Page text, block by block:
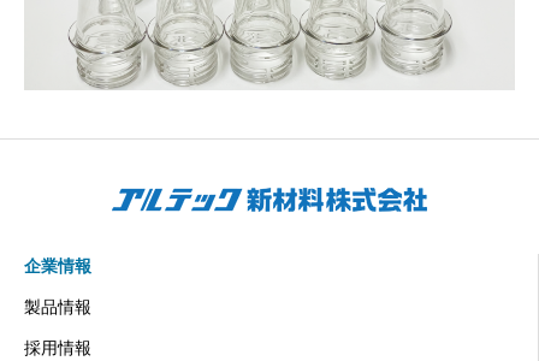
企業情報
製品情報
採用情報